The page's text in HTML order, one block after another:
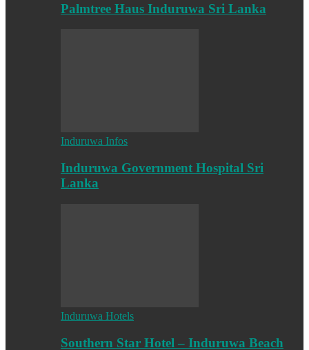
Palmtree Haus Induruwa Sri Lanka
Induruwa Infos
Induruwa Government Hospital Sri
Lanka
Induruwa Hotels
Southern Star Hotel – Induruwa Beach